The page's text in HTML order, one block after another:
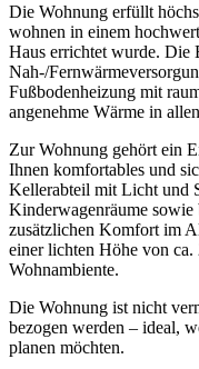
Die Wohnung erfüllt
wohnen in einem
Haus errichtet wurde. Die
Nah-/
Fußbodenheizung mit
angenehme Wärme in
Zur Wohnung gehört ein
Ihnen komfortables und
Kellerabteil mit Licht und
Kinderwagenräume sowie
zusätzlichen Komfort im
einer lichten Höhe von
Wohnambiente.
Die Wohnung ist nicht
bezogen werden – ideal,
planen möchten.